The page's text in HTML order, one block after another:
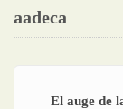
aadeca
El auge de